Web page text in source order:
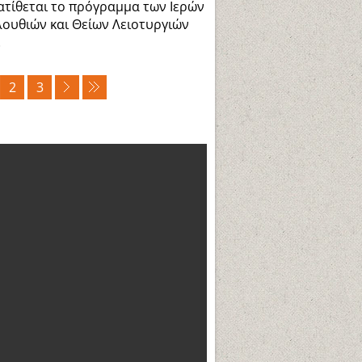
το πρόγραμμα των Ιερών
και Θείων Λειοτυργιών
2 3